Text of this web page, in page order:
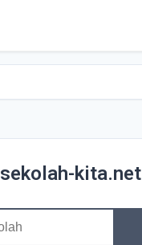
sekolah-kita.net